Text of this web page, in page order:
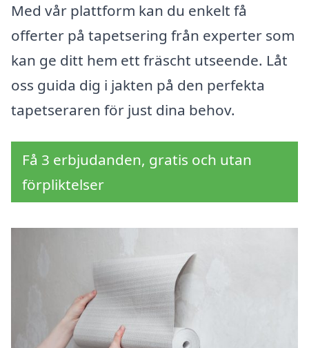
Med vår plattform kan du enkelt få
offerter på tapetsering från experter som
kan ge ditt hem ett fräscht utseende. Låt
oss guida dig i jakten på den perfekta
tapetseraren för just dina behov.
Få 3 erbjudanden, gratis och utan
förpliktelser